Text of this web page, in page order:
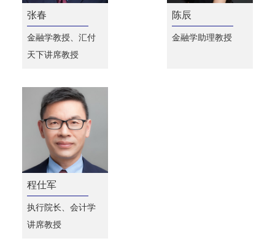
张春
金融学教授、汇付
天下讲席教授
陈辰
金融学助理教授
程仕军
执行院长、会计学
讲席教授